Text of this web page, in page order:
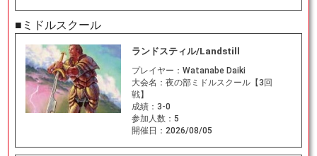
■ミドルスクール
ランドスティル/Landstill
プレイヤー： Watanabe Daiki
大会名： 夜の部ミドルスクール【3回
戦】
成績： 3-0
参加人数： 5
開催日： 2026/08/05